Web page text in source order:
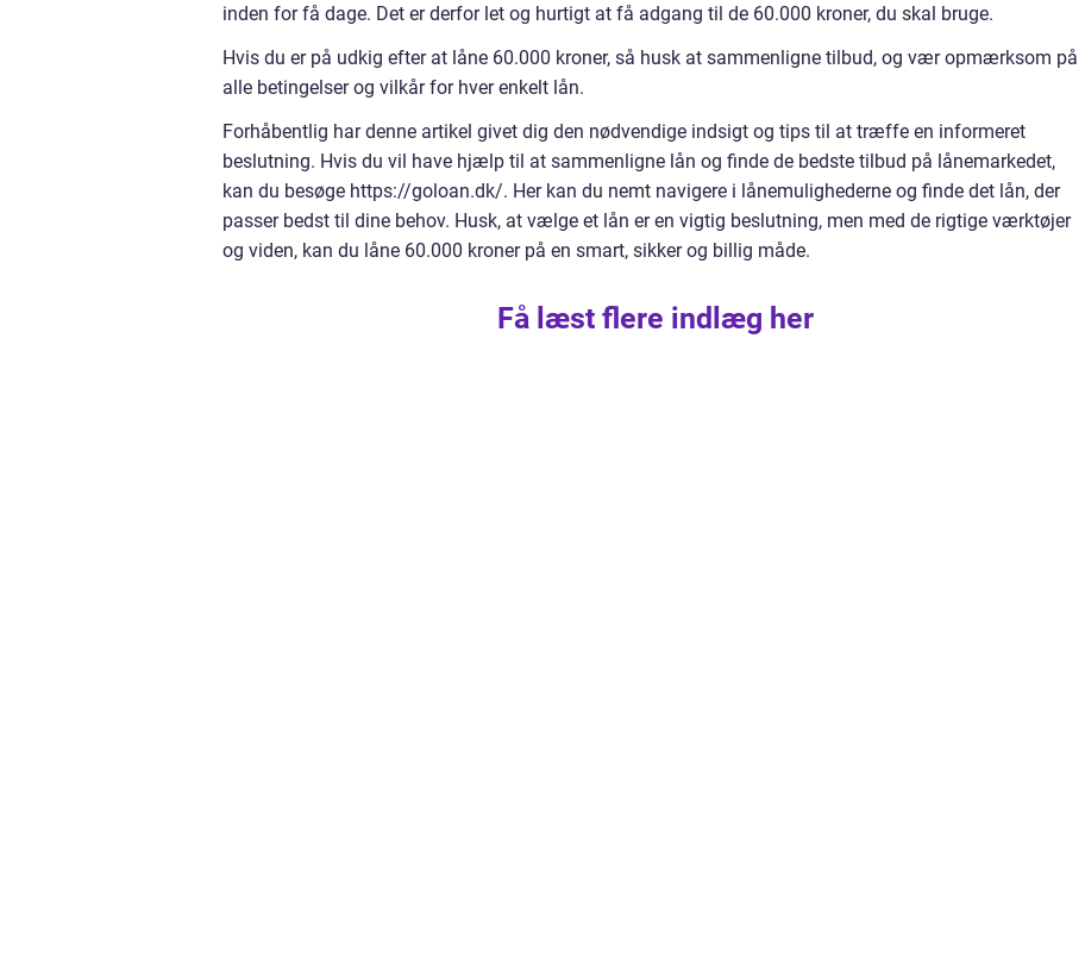
inden for få dage. Det er derfor let og hurtigt at få adgang til de 60.000 kroner, du skal bruge.
Hvis du er på udkig efter at låne 60.000 kroner, så husk at sammenligne tilbud, og vær opmærksom på
alle betingelser og vilkår for hver enkelt lån.
Forhåbentlig har denne artikel givet dig den nødvendige indsigt og tips til at træffe en informeret
beslutning. Hvis du vil have hjælp til at sammenligne lån og finde de bedste tilbud på lånemarkedet,
kan du besøge https://goloan.dk/. Her kan du nemt navigere i lånemulighederne og finde det lån, der
passer bedst til dine behov. Husk, at vælge et lån er en vigtig beslutning, men med de rigtige værktøjer
og viden, kan du låne 60.000 kroner på en smart, sikker og billig måde.
Få læst flere indlæg her